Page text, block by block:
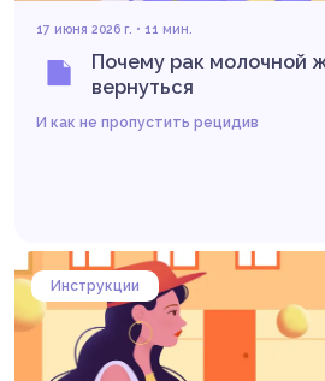
17 июня 2026 г. • 11 мин.
Почему рак молочной
вернуться
И как не пропустить рецидив
Читать
Инструкции